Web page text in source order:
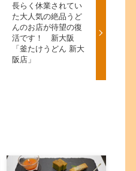
長らく休業されてい
た大人気の絶品うど
んのお店が待望の復
活です！ 新大阪
「釜たけうどん 新大
阪店」